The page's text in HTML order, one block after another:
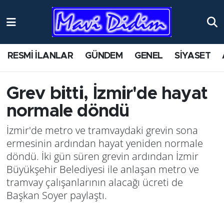
RESMİ İLANLAR GÜNDEM GENEL SİYASET
Grev bitti, İzmir'de hayat
normale döndü
İzmir'de metro ve tramvaydaki grevin sona
ermesinin ardından hayat yeniden normale
döndü. İki gün süren grevin ardından İzmir
Büyükşehir Belediyesi ile anlaşan metro ve
tramvay çalışanlarının alacağı ücreti de
Başkan Soyer paylaştı.
ANTİK YERLER
AYDIN
BİLİM VE TEKNOLOJİ
ÇEVRE
EĞİTİM
EKONOMİ
Nöbetçi Eczaneler
Namaz Vakitleri
Trafik Durumu
Süper Lig Puan Durumu ve Fikstür
Tüm Manşetler
Son Dakika Haberleri